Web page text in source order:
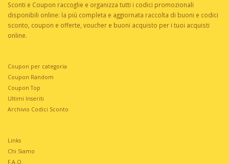
Sconti e Coupon raccoglie e organizza tutti i codici promozionali
disponibili online: la più completa e aggiornata raccolta di buoni e codici
sconto, coupon e offerte, voucher e buoni acquisto per i tuoi acquisti
online.
Coupon per categoria
Coupon Random
Coupon Top
Ultimi Inseriti
Archivio Codici Sconto
Links
Chi Siamo
F.A.Q.